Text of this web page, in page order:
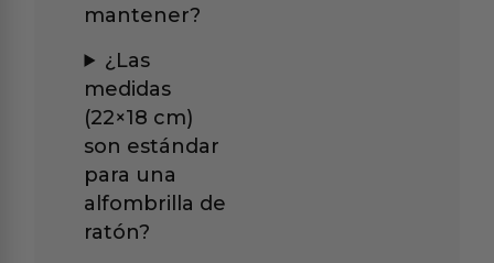
mantener?
¿Las
medidas
(22×18 cm)
son estándar
para una
alfombrilla de
ratón?